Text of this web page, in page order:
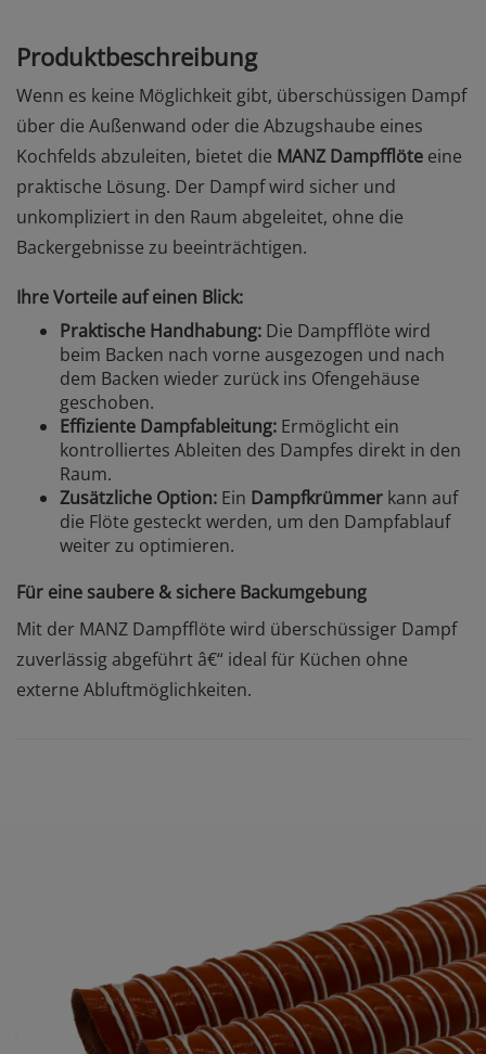
Produktbeschreibung
Wenn es keine Möglichkeit gibt, überschüssigen Dampf
über die Außenwand oder die Abzugshaube eines
Kochfelds abzuleiten, bietet die MANZ Dampfflöte eine
praktische Lösung. Der Dampf wird sicher und
unkompliziert in den Raum abgeleitet, ohne die
Backergebnisse zu beeinträchtigen.
Ihre Vorteile auf einen Blick:
Praktische Handhabung: Die Dampfflöte wird
beim Backen nach vorne ausgezogen und nach
dem Backen wieder zurück ins Ofengehäuse
geschoben.
Effiziente Dampfableitung: Ermöglicht ein
kontrolliertes Ableiten des Dampfes direkt in den
Raum.
Zusätzliche Option: Ein Dampfkrümmer kann auf
die Flöte gesteckt werden, um den Dampfablauf
weiter zu optimieren.
Für eine saubere & sichere Backumgebung
Mit der MANZ Dampfflöte wird überschüssiger Dampf
zuverlässig abgeführt â€“ ideal für Küchen ohne
externe Abluftmöglichkeiten.